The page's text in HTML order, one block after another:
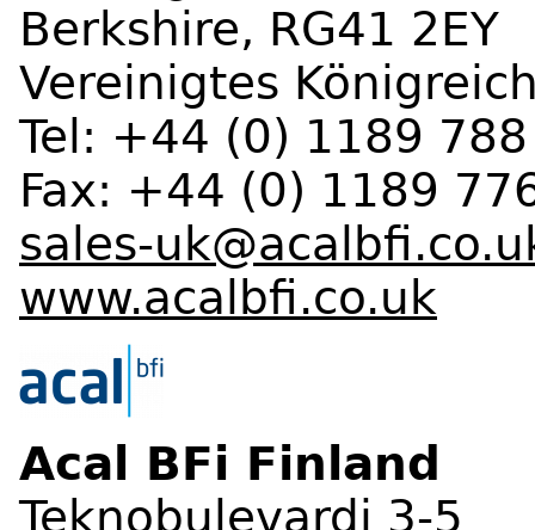
Berkshire, RG41 2EY
Vereinigtes
Tel: +44 (0) 1189
Fax: +44 (0) 1189
sales-
www.acalbfi.co.uk
Acal BFi Finland
Teknobulevardi 3-5